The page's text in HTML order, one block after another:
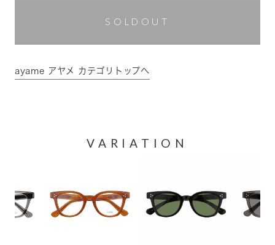
SOLDOUT
ayame アヤメ カテゴリトップへ
VARIATION